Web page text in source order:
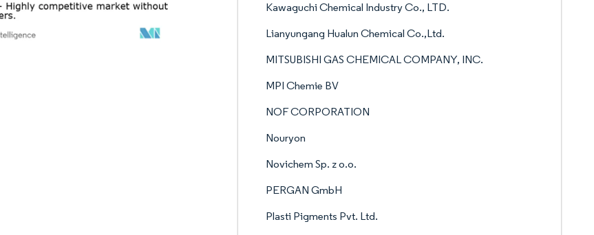
Kawaguchi Chemical Industry Co., LTD.
Lianyungang Hualun Chemical Co.,Ltd.
MITSUBISHI GAS CHEMICAL COMPANY, INC.
MPI Chemie BV
NOF CORPORATION
Nouryon
Novichem Sp. z o.o.
PERGAN GmbH
Plasti Pigments Pvt. Ltd.